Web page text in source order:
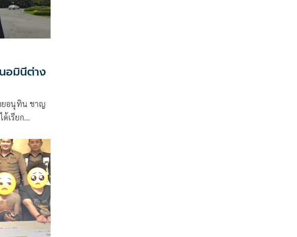
อมินีต่าง
ยอนุทิน ชาญ
เรียก